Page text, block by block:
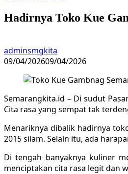
Hadirnya Toko Kue
adminsmgkita
09/04/202609/04/2026
Semarangkita.id – Di sudut
Cita rasa yang sempat tak
Menariknya dibalik hadirnya
2015 silam. Selain itu, ada
Di tengah banyaknya kuliner
menciptakan cita rasa legit dan